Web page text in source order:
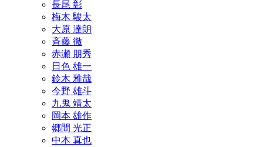
長尾 彰
梅木 駿太
大原 達朗
斉藤 徹
赤瀬 朋秀
日色 雄一
鈴木 雅哉
今野 雄斗
九鬼 靖太
岡本 雄作
郷間 光正
中本 真也